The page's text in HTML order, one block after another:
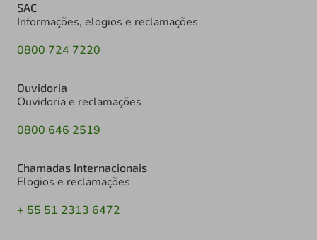
SAC
Informações, elogios e reclamações
0800 724 7220
Ouvidoria
Ouvidoria e reclamações
0800 646 2519
Chamadas Internacionais
Elogios e reclamações
+ 55 51 2313 6472